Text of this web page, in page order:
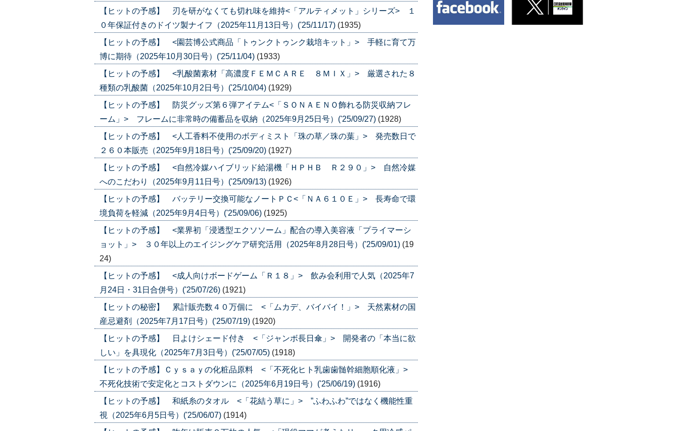
【ヒットの予感】 刃を研がなくても切れ味を維持<「アルティメット」シリーズ> １
０年保証付きのドイツ製ナイフ（2025年11月13日号）('25/11/17) (1935)
【ヒットの予感】 <園芸博公式商品「トゥンクトゥンク栽培キット」> 手軽に育て万
博に期待（2025年10月30日号）('25/11/04) (1933)
【ヒットの予感】 <乳酸菌素材「高濃度ＦＥＭＣＡＲＥ ８ＭＩＸ」> 厳選された８
種類の乳酸菌（2025年10月2日号）('25/10/04) (1929)
【ヒットの予感】 防災グッズ第６弾アイテム<「ＳＯＮＡＥＮＯ飾れる防災収納フレ
ーム」> フレームに非常時の備蓄品を収納（2025年9月25日号）('25/09/27) (1928)
【ヒットの予感】 <人工香料不使用のボディミスト「珠の草／珠の葉」> 発売数日で
２６０本販売（2025年9月18日号）('25/09/20) (1927)
【ヒットの予感】 <自然冷媒ハイブリッド給湯機「ＨＰＨＢ Ｒ２９０」> 自然冷媒
へのこだわり（2025年9月11日号）('25/09/13) (1926)
【ヒットの予感】 バッテリー交換可能なノートＰＣ<「ＮＡ６１０Ｅ」> 長寿命で環
境負荷を軽減（2025年9月4日号）('25/09/06) (1925)
【ヒットの予感】 <業界初「浸透型エクソソーム」配合の導入美容液「プライマーシ
ョット」> ３０年以上のエイジングケア研究活用（2025年8月28日号）('25/09/01) (19
24)
【ヒットの予感】 <成人向けボードゲーム「Ｒ１８」> 飲み会利用で人気（2025年7
月24日・31日合併号）('25/07/26) (1921)
【ヒットの秘密】 累計販売数４０万個に <「ムカデ、バイバイ！」> 天然素材の国
産忌避剤（2025年7月17日号）('25/07/19) (1920)
【ヒットの予感】 日よけシェード付き <「ジャンボ長日傘」> 開発者の「本当に欲
しい」を具現化（2025年7月3日号）('25/07/05) (1918)
【ヒットの予感】Ｃｙｓａｙの化粧品原料 <「不死化ヒト乳歯歯髄幹細胞順化液」>
不死化技術で安定化とコストダウンに（2025年6月19日号）('25/06/19) (1916)
【ヒットの予感】 和紙糸のタオル <「花結う草に」> ”ふわふわ”ではなく機能性重
視（2025年6月5日号）('25/06/07) (1914)